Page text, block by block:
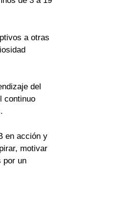
a otras
del
continuo
en acción y
motivar
por un